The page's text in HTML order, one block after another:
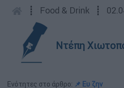
┋ Food & Drink ┋
Ντέπη
Ενότητες στο άρθρο: 📌 Ευ ζην